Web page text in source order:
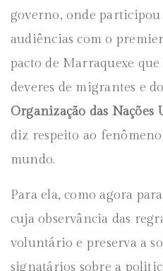
governo, onde participou
audiências com o
pacto de Marraquexe
deveres de migrantes e
Organização das Nações
diz respeito ao
mundo.
Para ela, como agora
cuja observância das
voluntário e preserva a
signatários sobre a